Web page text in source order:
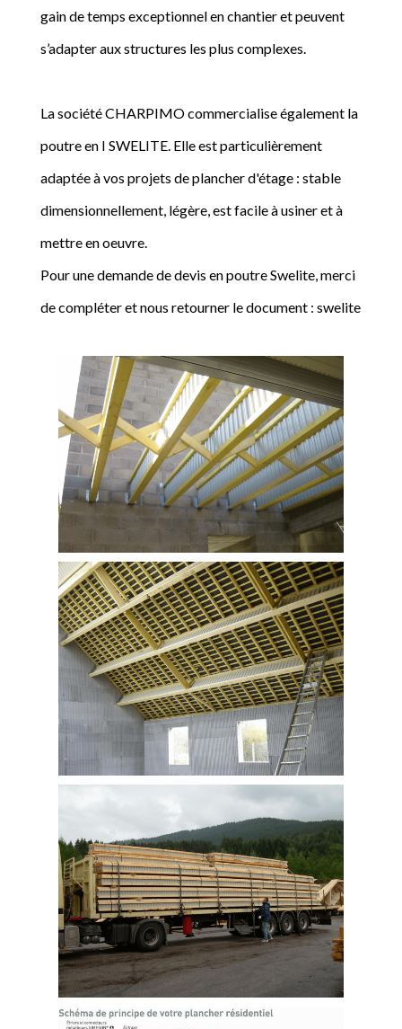
gain de temps exceptionnel en chantier et peuvent
s’adapter aux structures les plus complexes.
La société CHARPIMO commercialise également la
poutre en I SWELITE. Elle est particulièrement
adaptée à vos projets de plancher d'étage : stable
dimensionnellement, légère, est facile à usiner et à
mettre en oeuvre.
Pour une demande de devis en poutre Swelite, merci
de compléter et nous retourner le document : swelite